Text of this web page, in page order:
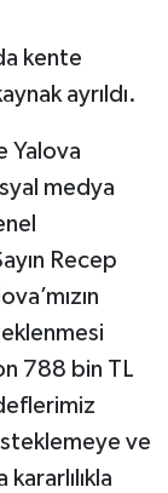
kente
ayrıldı.
Yalova
medya
Recep
788 bin TL
ve